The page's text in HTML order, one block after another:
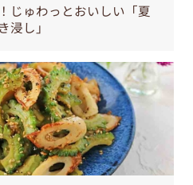
じゅわっとおいしい「夏
浸し」